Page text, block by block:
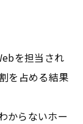
を担当され
を占める結果
からないホー